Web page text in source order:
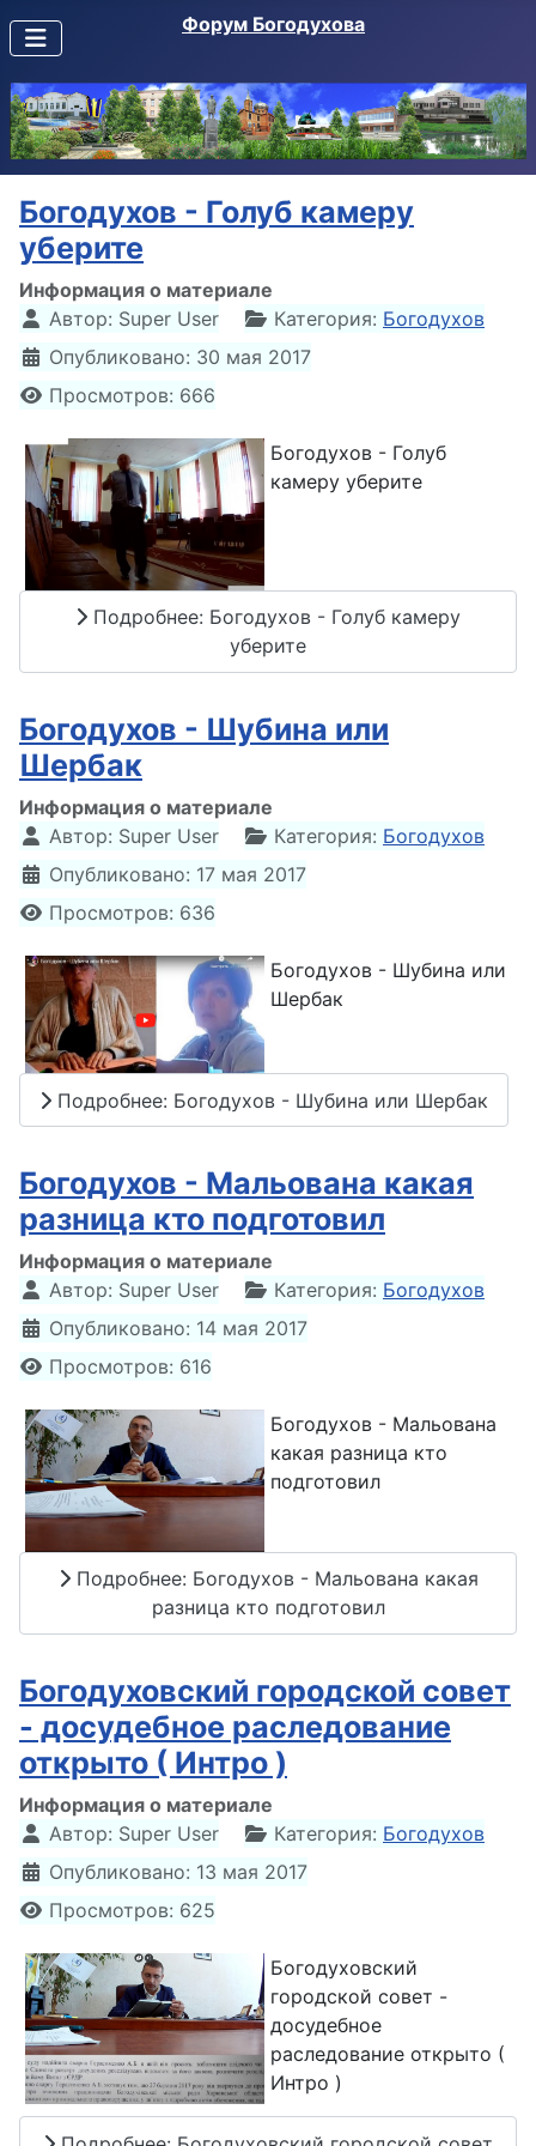
Форум Богодухова
Богодухов - Голуб камеру
уберите
Информация о материале
Автор: Super User Категория: Богодухов
Опубликовано: 30 мая 2017
Просмотров: 666
Богодухов - Голуб
камеру уберите
Подробнее: Богодухов - Голуб камеру
уберите
Богодухов - Шубина или
Шербак
Информация о материале
Автор: Super User Категория: Богодухов
Опубликовано: 17 мая 2017
Просмотров: 636
Богодухов - Шубина или
Шербак
Подробнее: Богодухов - Шубина или Шербак
Богодухов - Мальована какая
разница кто подготовил
Информация о материале
Автор: Super User Категория: Богодухов
Опубликовано: 14 мая 2017
Просмотров: 616
Богодухов - Мальована
какая разница кто
подготовил
Подробнее: Богодухов - Мальована какая
разница кто подготовил
Богодуховский городской совет
- досудебное раследование
открыто ( Интро )
Информация о материале
Автор: Super User Категория: Богодухов
Опубликовано: 13 мая 2017
Просмотров: 625
Богодуховский
городской совет -
досудебное
раследование открыто (
Интро )